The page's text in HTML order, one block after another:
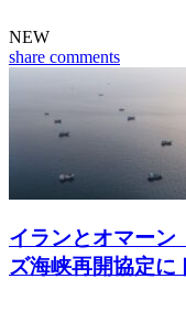
NEW
share comments
イランとオマー
ズ海峡再開協定に